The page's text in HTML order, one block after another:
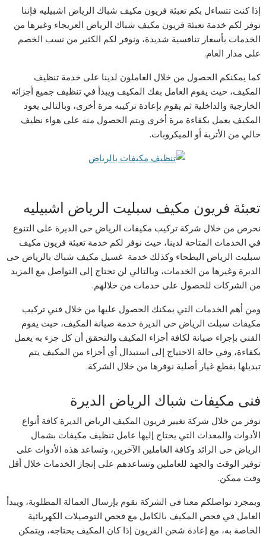
إذا كنت تتساءل بكم تعبئة فريون مكيف شباك الرياض اشبيليه فإننا
نوفر لكم خدمة تعبئة فريون مكيف شباك الرياض العريجاء وغيرها من
الخدمات بأسعار تنافسية شديدة، ونوفر لكم الكثير من نسب الخصم
على مدار العام.
كما يمكنكم الحصول من خلال العاملون لدينا على خدمة تنظيف
المكيف، حيث يقوم العامل بفك المكيف ويبدأ في تنظيف جميع أجزائه
الخارجية والداخلية ثم يقوم بإعادة تركيبه مرة أخرى، وبالتالي يعود
المكيف يعمل بكفاءة مرة أخرى ويتم الحصول منه على هواء نظيف
خالي من الأتربة أو الميكروبات.
تعبئة فريون مكيف سبليت الرياض اشبيليه
نحرص من خلال شركة تركيب مكيفات الرياض حى الديرة على التنوع
في الخدمات المتاحة لدينا، حيث نوفر لكم خدمة تعبئة فريون مكيف
سبليت الرياض البطحاء وكذلك خدمة غسيل مكيف شباك بالرياض حى
الديرة وغيرها من الخدمات، وبالتالي لن تحتاج إلى التواصل مع المزيد
من الشركات للحصول على خدمات من خلالهم.
ومن أهم الخدمات التي يمكنك الحصول عليها من خلال فني تركيب
مكيفات سبلت الرياض حى الديرة خدمة صيانة المكيف، حيث يقوم
الفني بإجراء صيانة لكافة أجزاء المكيف والتحقق أن كل جزء به يعمل
بكفاءة، وفي حالة الاحتياج إلى استبدال أي أجزاء من المكيف يتم
تبديلها بقطع غيار أصلية نوفرها من خلال الشركة.
فنى مكيفات شباك الرياض الديرة
نوفر من خلال شركة تغيير فريون المكيف الرياض الديرة كافة أنواع
الأدوات والمعدات التي يحتاج إليها عامل تنظيف مكيفات بشمال
الرياض حى الرائد وكافة العاملين الآخرين، وتساعد هذه الأدوات على
توفير الوقت والجهد للعاملين وتساعدهم على إنجاز الخدمات خلال أقل
وقت ممكن.
وبمجرد تواصلكم معنا في الشركة نقوم بإرسال العمالة المطلوبة، ويبدأ
العامل في فحص المكيف بالكامل مع فحص التوصيلات الكهربائية
الخاصة به، مع إعادة شحن الفريون إذا كان المكيف يحتاجه، ويتمكن